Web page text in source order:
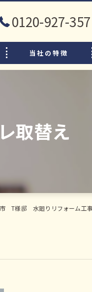
0120-927-357
当社の特徴
小牧市のリフォーム
増改築
替え
T様邸 水廻りリフォーム工